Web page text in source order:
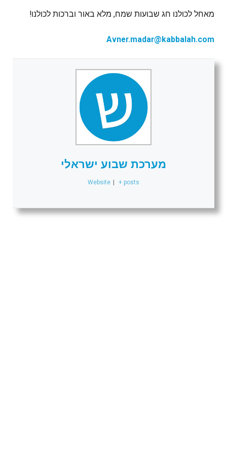
מאחל לכולנו חג שבועות שמח, מלא באור וברכות לכולנו!
Avner.madar@kabbalah.com
מערכת שבוע ישראלי
Website | + posts